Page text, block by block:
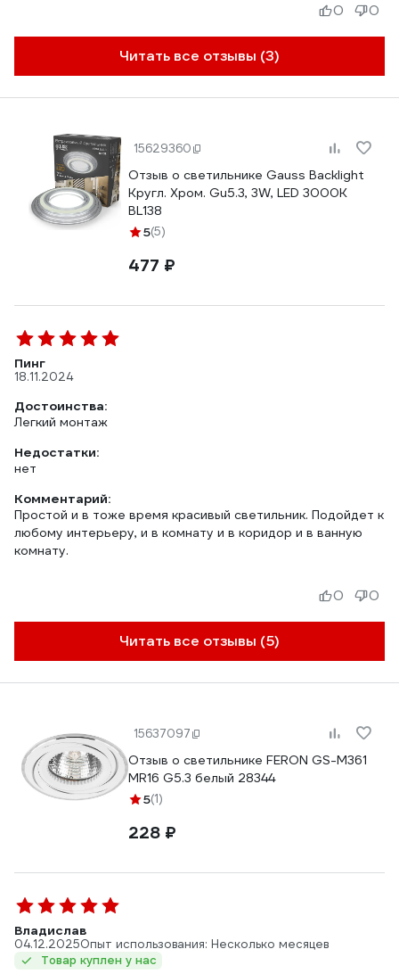
Читать все отзывы (3)
0 0
15629360
Отзыв о светильнике Gauss Backlight
Кругл. Хром. Gu5.3, 3W, LED 3000K
BL138
5(5)
477 ₽
Пинг
18.11.2024
Достоинства:
Легкий монтаж
Недостатки:
нет
Комментарий:
Простой и в тоже время красивый светильник. Подойдет к
любому интерьеру, и в комнату и в коридор и в ванную
комнату.
Читать все отзывы (5)
0 0
15637097
Отзыв о светильнике FERON GS-M361
MR16 G5.3 белый 28344
5(1)
228 ₽
Владислав
04.12.2025Опыт использования: Несколько месяцев
Товар куплен у нас